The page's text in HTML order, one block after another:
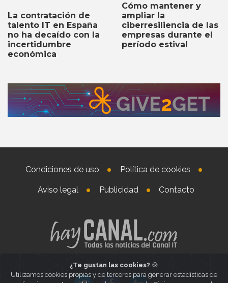
La contratación de
talento IT en España
no ha decaído con la
incertidumbre
económica
Cómo mantener y
ampliar la
ciberresiliencia de las
empresas durante el
período estival
Condiciones de uso Política de cookies
Aviso legal Publicidad Contacto
¿Te gustan las cookies? 🍪
Utilizamos cookies propias y de terceros para generar estadísticas de